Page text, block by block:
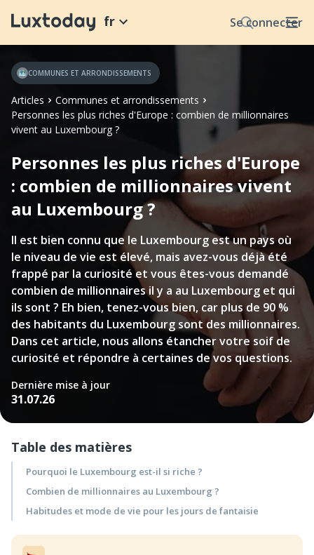
Se connecter
fr
Articles
Communes et arrondissements
Personnes les plus riches d'Europe : combien de millionnaires
vivent au Luxembourg ?
COMMUNES ET ARRONDISSEMENTS
Personnes les plus riches d'Europe
: combien de millionnaires vivent
au Luxembourg ?
Il est bien connu que le Luxembourg est un pays où
le niveau de vie est élevé, mais avez-vous déjà été
frappé par la curiosité et vous êtes-vous demandé
combien de millionnaires il y a au Luxembourg et qui
ils sont ? Eh bien, tenez-vous bien, car plus de 90 %
des habitants du Luxembourg sont des millionnaires.
Dans cet article, nous allons étancher votre soif de
curiosité et répondre à certaines de vos questions.
Dernière mise à jour
31.07.26
Table des matières
Pourquoi le Luxembourg est-il si riche ?
Combien de millionnaires au Luxembourg ?
Habitudes et mode de vie pour les jours de fantaisie